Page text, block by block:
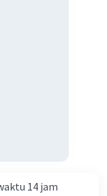
14 jam